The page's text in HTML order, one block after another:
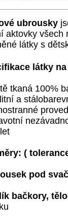
ubrousky
aktovky všech
látky s
látky
tkaná 100%
a
(
pod
bačkory,